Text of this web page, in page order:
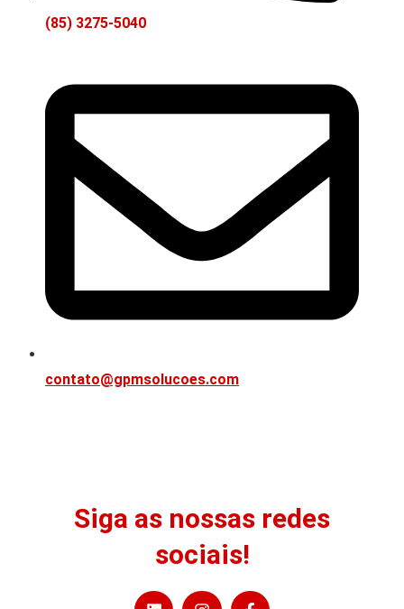
(85) 3275-5040
contato@gpmsolucoes.com
Siga as nossas redes
sociais!